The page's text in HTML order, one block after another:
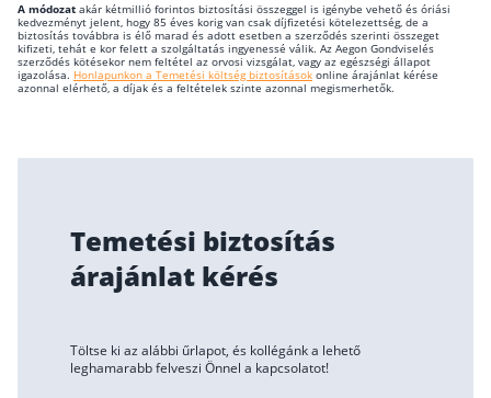
A módozat akár kétmillió forintos biztosítási összeggel is igénybe vehető és óriási
kedvezményt jelent, hogy 85 éves korig van csak díjfizetési kötelezettség, de a
biztosítás továbbra is élő marad és adott esetben a szerződés szerinti összeget
kifizeti, tehát e kor felett a szolgáltatás ingyenessé válik. Az Aegon Gondviselés
szerződés kötésekor nem feltétel az orvosi vizsgálat, vagy az egészségi állapot
igazolása. Honlapunkon a Temetési költség biztosítások online árajánlat kérése
azonnal elérhető, a díjak és a feltételek szinte azonnal megismerhetők.
Temetési biztosítás
árajánlat kérés
Töltse ki az alábbi űrlapot, és kollégánk a lehető
leghamarabb felveszi Önnel a kapcsolatot!